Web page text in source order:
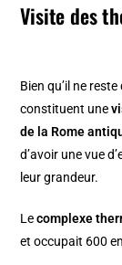
Visite des
Bien qu’il ne
constituent une
de la Rome
d’avoir une vue
leur grandeur.
Lecomplexe
et occupait 600